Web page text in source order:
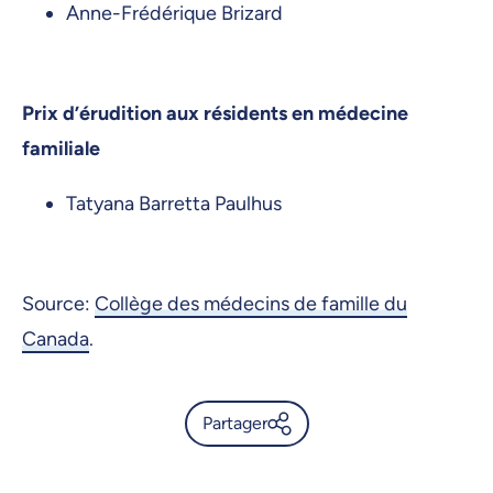
Anne-Frédérique Brizard
Prix d’érudition aux résidents en médecine
familiale
Tatyana Barretta Paulhus
Source: Collège des médecins de famille du
Canada.
Partager